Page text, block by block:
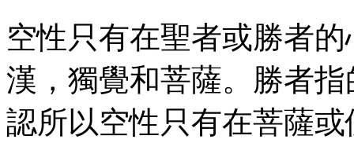
空性只有在聖者或勝者
漢，獨覺和菩薩。勝者
認所以空性只有在菩薩